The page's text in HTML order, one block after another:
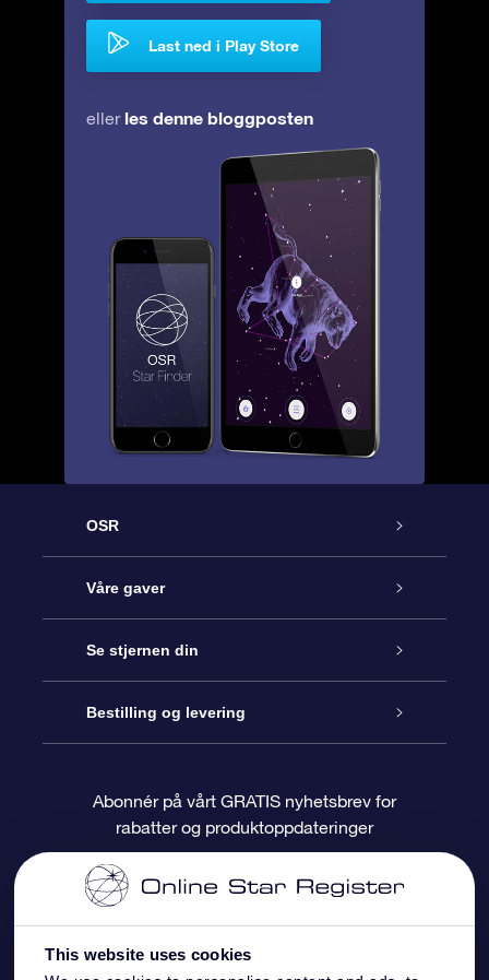
This website uses cookies
Last ned i Play Store
eller les denne bloggposten
OSR
Kundeservice
Kontakt oss
Bloggen
Anmeldelser
Våre gaver
Online Stjernegave
OSR Gavepakke
OSR-gavekortet
Bedriftsgaver
Se stjernen din
Star Register
Pesontilpasset stjerneside
One Million Stars
OSR Starsaver
Bestilling og levering
Betalingsinformasjon
Fraktinformasjon
Returpolicy
Abonnér på vårt GRATIS nyhetsbrev for
rabatter og produktoppdateringer